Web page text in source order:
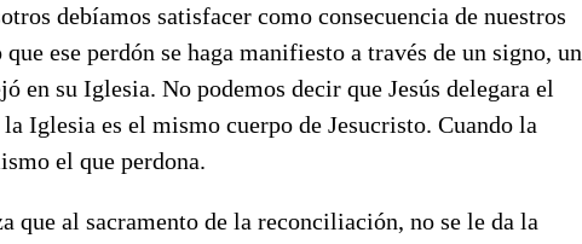
debíamos satisfacer como consecuencia de nuestros
ese perdón se haga manifiesto a través de un signo, un
en su Iglesia. No podemos decir que Jesús delegara el
Iglesia es el mismo cuerpo de Jesucristo. Cuando la
el que perdona.
que al sacramento de la reconciliación, no se le da la